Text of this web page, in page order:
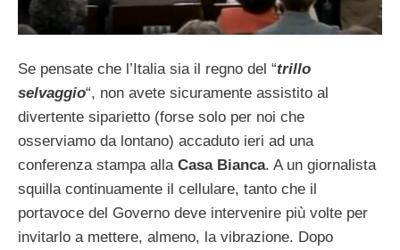
Se pensate che l’Italia sia il regno del “trillo
selvaggio“, non avete sicuramente assistito al
divertente siparietto (forse solo per noi che
osserviamo da lontano) accaduto ieri ad una
conferenza stampa alla Casa Bianca. A un giornalista
squilla continuamente il cellulare, tanto che il
portavoce del Governo deve intervenire più volte per
invitarlo a mettere, almeno, la vibrazione. Dopo